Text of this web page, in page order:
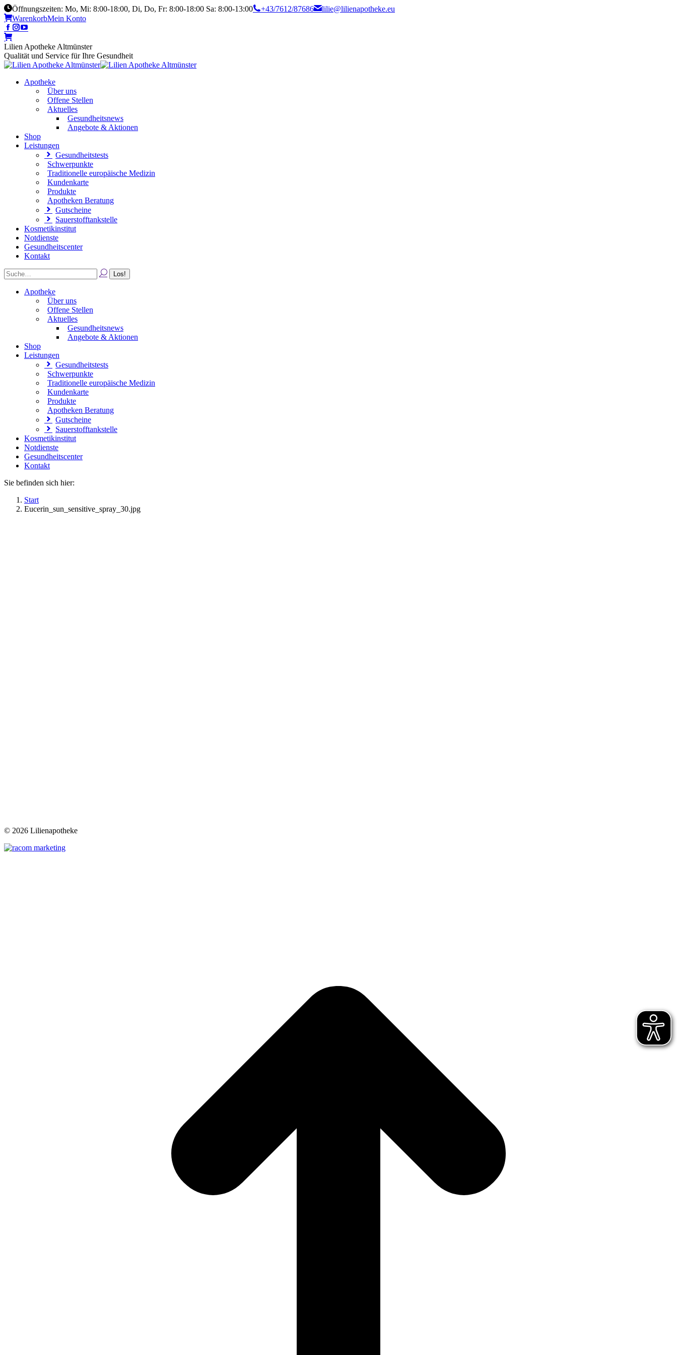
Öffnungszeiten: Mo, Mi: 8:00-18:00, Di, Do, Fr: 8:00-18:00 Sa: 8:00-13:00 +43/7612/87686
lilie@lilienapotheke.eu
WarenkorbMein Konto
Lilien Apotheke Altmünster
Qualität und Service für Ihre Gesundheit
Apotheke
Über uns
Offene Stellen
Aktuelles
Gesundheitsnews
Angebote & Aktionen
Shop
Leistungen
Gesundheitstests
Schwerpunkte
Traditionelle europäische Medizin
Kundenkarte
Produkte
Apotheken Beratung
Gutscheine
Sauerstofftankstelle
Kosmetikinstitut
Notdienste
Gesundheitscenter
Kontakt
Apotheke
Über uns
Offene Stellen
Aktuelles
Gesundheitsnews
Angebote & Aktionen
Shop
Leistungen
Gesundheitstests
Schwerpunkte
Traditionelle europäische Medizin
Kundenkarte
Produkte
Apotheken Beratung
Gutscheine
Sauerstofftankstelle
Kosmetikinstitut
Notdienste
Gesundheitscenter
Kontakt
Sie befinden sich hier:
Start
Eucerin_sun_sensitive_spray_30.jpg
© 2026 Lilienapotheke